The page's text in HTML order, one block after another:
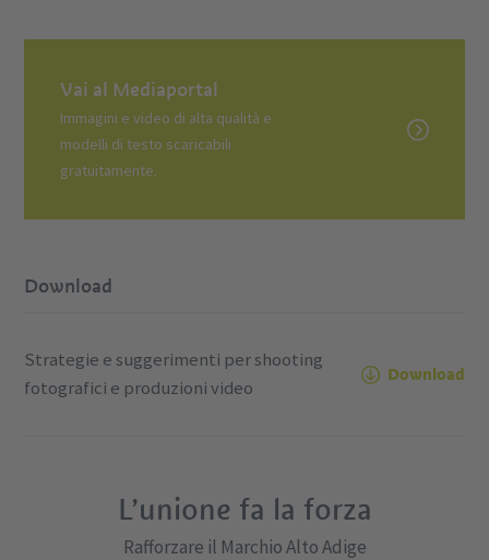
Vai al Mediaportal
Immagini e video di alta qualità e
modelli di testo scaricabili
gratuitamente.
Download
Strategie e suggerimenti per shooting
fotografici e produzioni video
Download
L’unione fa la forza
Rafforzare il Marchio Alto Adige